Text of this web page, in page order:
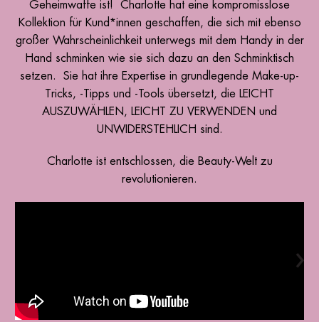
Geheimwaffe ist! Charlotte hat eine kompromisslose
Kollektion für Kund*innen geschaffen, die sich mit ebenso
großer Wahrscheinlichkeit unterwegs mit dem Handy in der
Hand schminken wie sie sich dazu an den Schminktisch
setzen. Sie hat ihre Expertise in grundlegende Make-up-
Tricks, -Tipps und -Tools übersetzt, die LEICHT
AUSZUWÄHLEN, LEICHT ZU VERWENDEN und
UNWIDERSTEHLICH sind.
Charlotte ist entschlossen, die Beauty-Welt zu
revolutionieren.